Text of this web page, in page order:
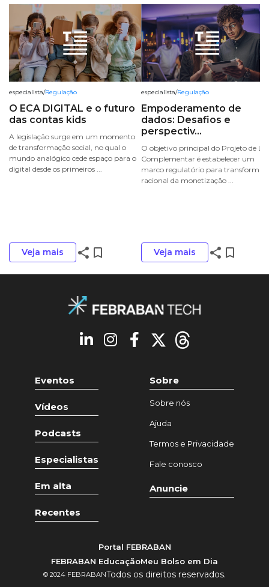
especialista/Regulação
O ECA DIGITAL e o futuro
das contas kids
A legislação surge em um momento
de transformação social, no qual o
mundo analógico cede espaço para o
digital desde os primeiros ...
Veja mais share bookmark_border
especialista/Regulação
Empoderamento de
dados: Desafios e
perspectiv...
O objetivo principal do Projeto de Lei
Complementar é estabelecer um
marco regulatório para transformar
racional da monetização ...
Veja mais share bookmark_border
Eventos
Vídeos
Podcasts
Especialistas
Em alta
Recentes
Sobre
Sobre nós
Ajuda
Termos e Privacidade
Fale conosco
Anuncie
Portal FEBRABAN
FEBRABAN EducaçãoMeu Bolso em Dia
© 2024 FEBRABANTodos os direitos reservados.